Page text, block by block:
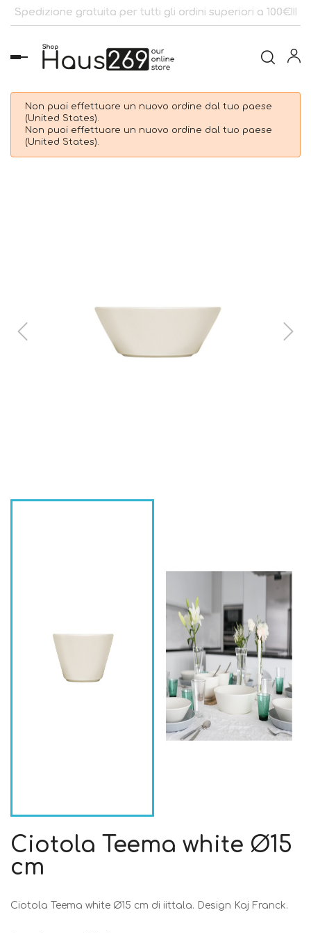
Spedizione gratuita per tutti gli ordini superiori a 100€!!!
navigazione
Non puoi effettuare un nuovo ordine dal tuo paese
(United States).
Non puoi effettuare un nuovo ordine dal tuo paese
(United States).
Ciotola Teema white Ø15
cm
Ciotola Teema white Ø15 cm di iittala. Design Kaj Franck.